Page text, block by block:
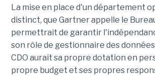
La mise en place d'un département
distinct, que Gartner appelle le Bureau
permettrait de garantir
son rôle de gestionnaire des
CDO aurait sa propre dotation en
propre budget et ses propres